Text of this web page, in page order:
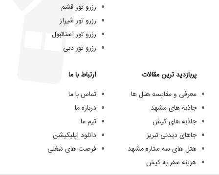
رزرو تور قشم
رزرو تور شیراز
رزرو تور استانبول
رزرو تور دبی
پربازدید ترین مقالات
معرفی و مقایسه هتل ها
جاذبه های مشهد
جاذبه های کیش
جاهای دیدنی تبریز
هتل های سه ستاره مشهد
هزینه سفر به کیش
ارتباط با ما
تماس با ما
درباره ما
تیم ما
دانلود اپلیکیشن
فرصت های شغلی